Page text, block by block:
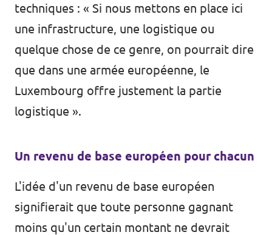
techniques : « Si nous mettons en place ici
une infrastructure, une logistique ou
quelque chose de ce genre, on pourrait dire
que dans une armée européenne, le
Luxembourg offre justement la partie
logistique ».
Un revenu de base européen pour chacun
L'idée d'un revenu de base européen
signifierait que toute personne gagnant
moins qu'un certain montant ne devrait